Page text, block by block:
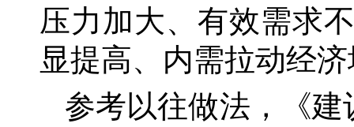
压力加大、有效需求
显提高、内需拉动经
参考以往做法，《建